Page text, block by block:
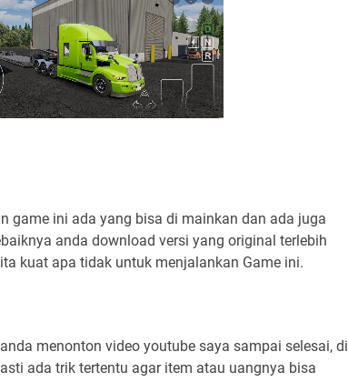
game ini ada yang bisa di mainkan dan ada juga
anda download versi yang original terlebih
kuat apa tidak untuk menjalankan Game ini.
menonton video youtube saya sampai selesai, di
ada trik tertentu agar item atau uangnya bisa